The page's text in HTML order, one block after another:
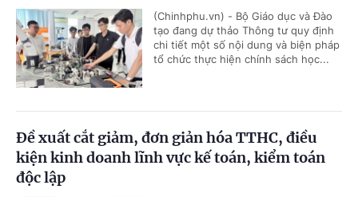
(Chinhphu.vn) - Bộ Giáo dục và Đào
tạo đang dự thảo Thông tư quy định
chi tiết một số nội dung và biện pháp
tổ chức thực hiện chính sách học...
Đề xuất cắt giảm, đơn giản hóa TTHC, điều
kiện kinh doanh lĩnh vực kế toán, kiểm toán
độc lập